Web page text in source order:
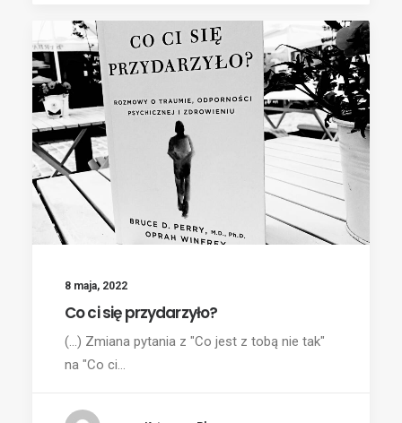
8 maja, 2022
Co ci się przydarzyło?
(...) Zmiana pytania z "Co jest z tobą nie tak"
na "Co ci…